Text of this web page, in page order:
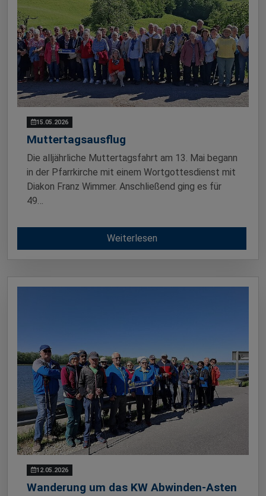
15.05.2026
Muttertagsausflug
Die alljährliche Muttertagsfahrt am 13. Mai begann
in der Pfarrkirche mit einem Wortgottesdienst mit
Diakon Franz Wimmer. Anschließend ging es für
49…
Weiterlesen
12.05.2026
Wanderung um das KW Abwinden-Asten